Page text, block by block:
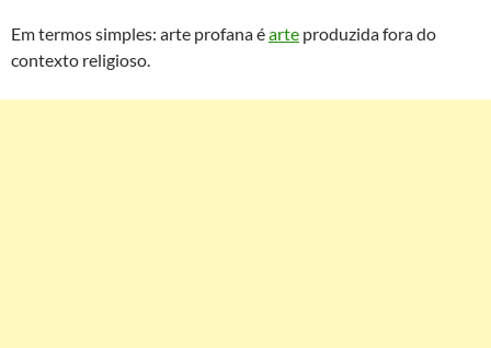
Em termos simples: arte profana éarte produzida fora do
contexto religioso.